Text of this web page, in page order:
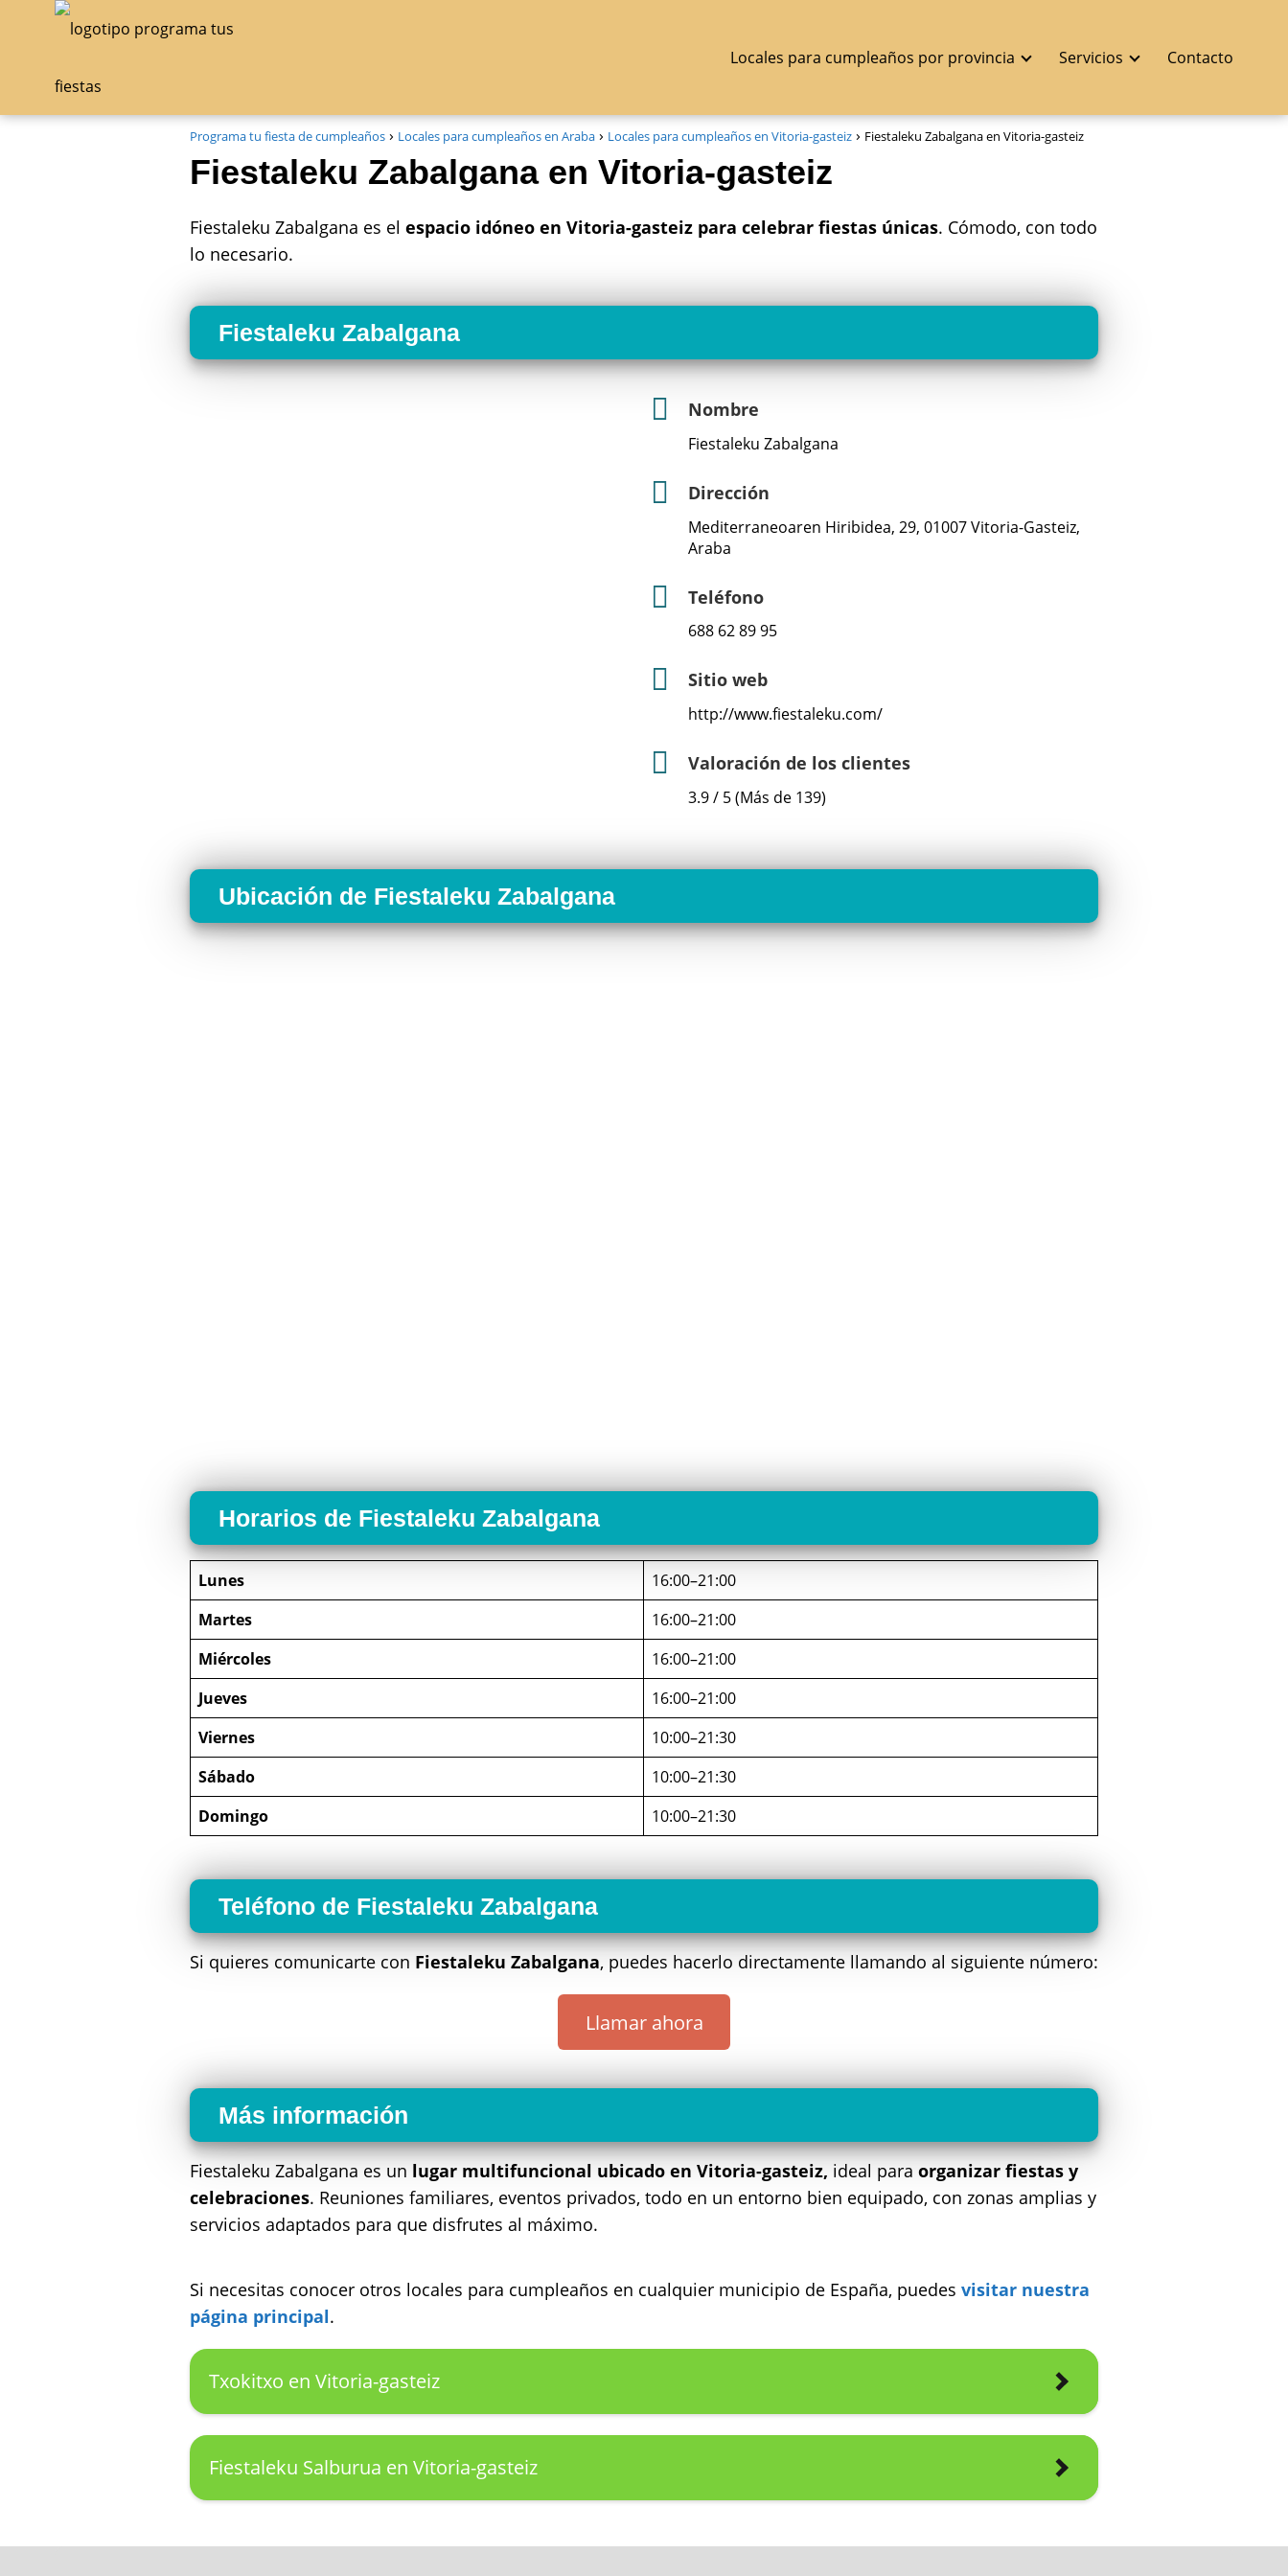
Locales para cumpleaños por provincia Servicios Contacto
Programa tu fiesta de cumpleaños Locales para cumpleaños en Araba Locales para cumpleaños en Vitoria-gasteiz Fiestaleku Zabalgana en Vitoria-gasteiz
Fiestaleku Zabalgana en Vitoria-gasteiz
Fiestaleku Zabalgana es el espacio idóneo en Vitoria-gasteiz para celebrar fiestas únicas. Cómodo, con todo
lo necesario.
Fiestaleku Zabalgana
Nombre
Fiestaleku Zabalgana
Dirección
Mediterraneoaren Hiribidea, 29, 01007 Vitoria-Gasteiz,
Araba
Teléfono
688 62 89 95
Sitio web
http://www.fiestaleku.com/
Valoración de los clientes
3.9 / 5 (Más de 139)
Ubicación de Fiestaleku Zabalgana
Horarios de Fiestaleku Zabalgana
Lunes
16:00–21:00
Martes
16:00–21:00
Miércoles
16:00–21:00
Jueves
16:00–21:00
Viernes
10:00–21:30
Sábado
10:00–21:30
Domingo
10:00–21:30
Teléfono de Fiestaleku Zabalgana
Si quieres comunicarte con Fiestaleku Zabalgana, puedes hacerlo directamente llamando al siguiente número:
Llamar ahora
Más información
Fiestaleku Zabalgana es un lugar multifuncional ubicado en Vitoria-gasteiz, ideal para organizar fiestas y
celebraciones. Reuniones familiares, eventos privados, todo en un entorno bien equipado, con zonas amplias y
servicios adaptados para que disfrutes al máximo.
Si necesitas conocer otros locales para cumpleaños en cualquier municipio de España, puedes visitar nuestra
página principal.
Txokitxo en Vitoria-gasteiz
Fiestaleku Salburua en Vitoria-gasteiz